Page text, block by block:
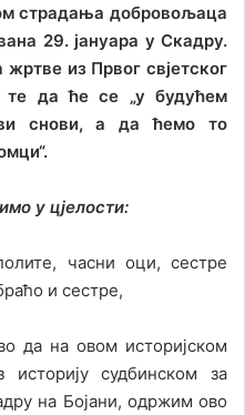
страдања добровољаца
29. јануара у Скадру.
из Првог свјетског
те да ће се „у будућем
снови, а да ћемо то
у цјелости:
часни оци, сестре
и сестре,
да на овом историјском
судбинском за
на Бојани, одржим ово